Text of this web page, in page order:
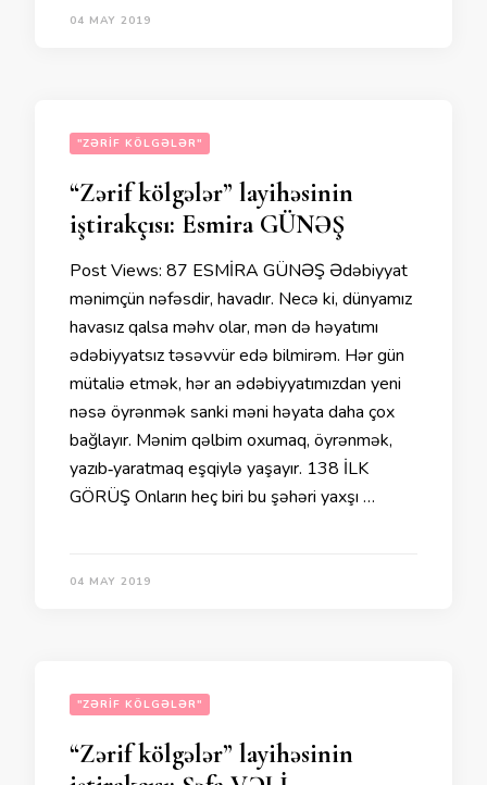
04 MAY 2019
"ZƏRIF KÖLGƏLƏR"
“Zərif kölgələr” layihəsinin
iştirakçısı: Esmira GÜNƏŞ
Post Views: 87 ESMİRA GÜNƏŞ Ədəbiyyat
mənimçün nəfəsdir, havadır. Necə ki, dünyamız
havasız qalsa məhv olar, mən də həyatımı
ədəbiyyatsız təsəvvür edə bilmirəm. Hər gün
mütaliə etmək, hər an ədəbiyyatımızdan yeni
nəsə öyrənmək sanki məni həyata daha çox
bağlayır. Mənim qəlbim oxumaq, öyrənmək,
yazıb‐yaratmaq eşqiylə yaşayır. 138 İLK
GÖRÜŞ Onların heç biri bu şəhəri yaxşı …
04 MAY 2019
"ZƏRIF KÖLGƏLƏR"
“Zərif kölgələr” layihəsinin